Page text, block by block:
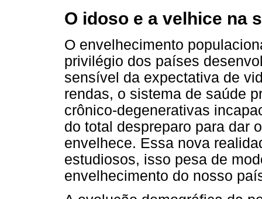
O idoso e a velhice na
O envelhecimento
privilégio dos países
sensível da expectativa de
rendas, o sistema de saúde
crônico-degenerativas
do total despreparo para dar
envelhece. Essa nova
estudiosos, isso pesa de
envelhecimento do nosso